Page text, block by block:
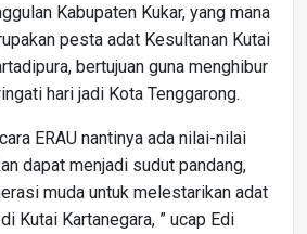
Kabupaten Kukar, yang mana
pesta adat Kesultanan Kutai
bertujuan guna menghibur
hari jadi Kota Tenggarong.
ERAU nantinya ada nilai-nilai
dapat menjadi sudut pandang,
muda untuk melestarikan adat
Kutai Kartanegara, ” ucap Edi